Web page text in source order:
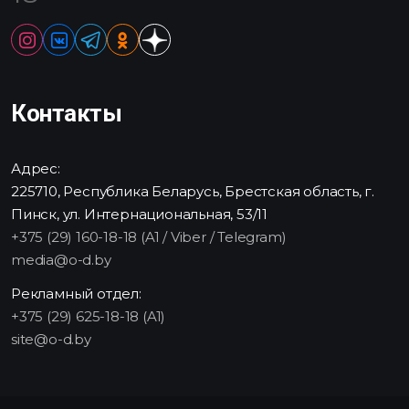
Контакты
Адрес:
225710, Республика Беларусь, Брестская область, г.
Пинск, ул. Интернациональная, 53/11
+375 (29) 160-18-18 (A1 / Viber / Telegram)
media@o-d.by
Рекламный отдел:
+375 (29) 625-18-18 (A1)
site@o-d.by